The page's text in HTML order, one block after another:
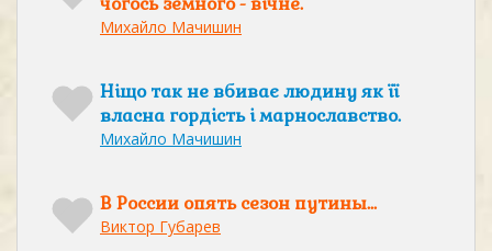
Михайло Мачишин
Ніщо так не вбиває людину як її
власна гордість і марнославство.
Михайло Мачишин
В России опять сезон путины...
Виктор Губарев